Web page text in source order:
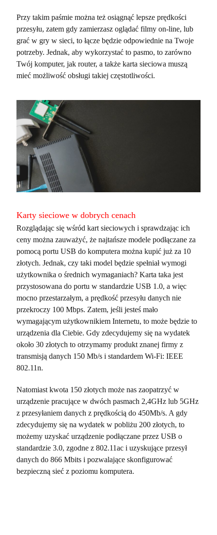
Przy takim paśmie można też osiągnąć lepsze prędkości
przesyłu, zatem gdy zamierzasz oglądać filmy on-line, lub
grać w gry w sieci, to łącze będzie odpowiednie na Twoje
potrzeby. Jednak, aby wykorzystać to pasmo, to zarówno
Twój komputer, jak router, a także karta sieciowa muszą
mieć możliwość obsługi takiej częstotliwości.
Karty sieciowe w dobrych cenach
Rozglądając się wśród kart sieciowych i sprawdzając ich
ceny można zauważyć, że najtańsze modele podłączane za
pomocą portu USB do komputera można kupić już za 10
złotych. Jednak, czy taki model będzie spełniał wymogi
użytkownika o średnich wymaganiach? Karta taka jest
przystosowana do portu w standardzie USB 1.0, a więc
mocno przestarzałym, a prędkość przesyłu danych nie
przekroczy 100 Mbps. Zatem, jeśli jesteś mało
wymagającym użytkownikiem Internetu, to może będzie to
urządzenia dla Ciebie. Gdy zdecydujemy się na wydatek
około 30 złotych to otrzymamy produkt znanej firmy z
transmisją danych 150 Mb/s i standardem Wi-Fi: IEEE
802.11n.
Natomiast kwota 150 złotych może nas zaopatrzyć w
urządzenie pracujące w dwóch pasmach 2,4GHz lub 5GHz
z przesyłaniem danych z prędkością do 450Mb/s. A gdy
zdecydujemy się na wydatek w pobliżu 200 złotych, to
możemy uzyskać urządzenie podłączane przez USB o
standardzie 3.0, zgodne z 802.11ac i uzyskujące przesył
danych do 866 Mbits i pozwalające skonfigurować
bezpieczną sieć z poziomu komputera.